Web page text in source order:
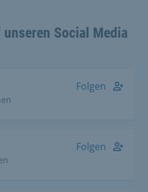
Social Media
Folgen
Folgen